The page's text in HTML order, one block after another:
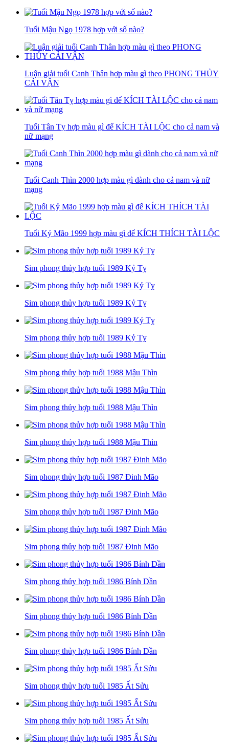
Tuổi Mậu Ngọ 1978 hợp với số nào?
Luận giải tuổi Canh Thân hợp màu gì theo PHONG THỦY
CẢI VẬN
Tuổi Tân Tỵ hợp màu gì để KÍCH TÀI LỘC cho cả nam và
nữ mạng
Tuổi Canh Thìn 2000 hợp màu gì dành cho cả nam và nữ
mạng
Tuổi Kỷ Mão 1999 hợp màu gì để KÍCH THÍCH TÀI LỘC
Sim phong thủy hợp tuổi 1989 Kỷ Tỵ
Sim phong thủy hợp tuổi 1989 Kỷ Tỵ
Sim phong thủy hợp tuổi 1989 Kỷ Tỵ
Sim phong thủy hợp tuổi 1988 Mậu Thìn
Sim phong thủy hợp tuổi 1988 Mậu Thìn
Sim phong thủy hợp tuổi 1988 Mậu Thìn
Sim phong thủy hợp tuổi 1987 Đinh Mão
Sim phong thủy hợp tuổi 1987 Đinh Mão
Sim phong thủy hợp tuổi 1987 Đinh Mão
Sim phong thủy hợp tuổi 1986 Bính Dần
Sim phong thủy hợp tuổi 1986 Bính Dần
Sim phong thủy hợp tuổi 1986 Bính Dần
Sim phong thủy hợp tuổi 1985 Ất Sửu
Sim phong thủy hợp tuổi 1985 Ất Sửu